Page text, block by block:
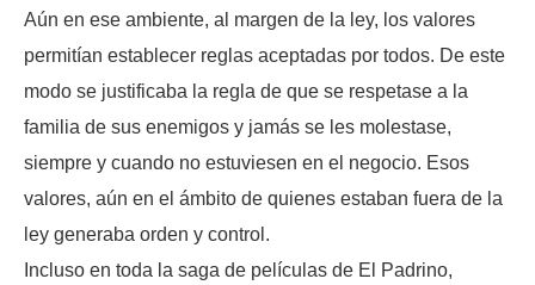
Aún en ese ambiente, al margen de la ley, los valores
permitían establecer reglas aceptadas por todos. De este
modo se justificaba la regla de que se respetase a la
familia de sus enemigos y jamás se les molestase,
siempre y cuando no estuviesen en el negocio. Esos
valores, aún en el ámbito de quienes estaban fuera de la
ley generaba orden y control.
Incluso en toda la saga de películas de El Padrino,